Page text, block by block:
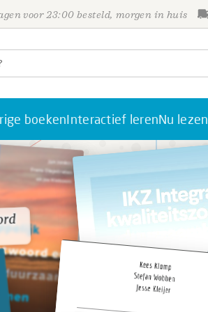
voor 23:00 besteld, morgen in huis
boekenInteractief lerenNu lezen